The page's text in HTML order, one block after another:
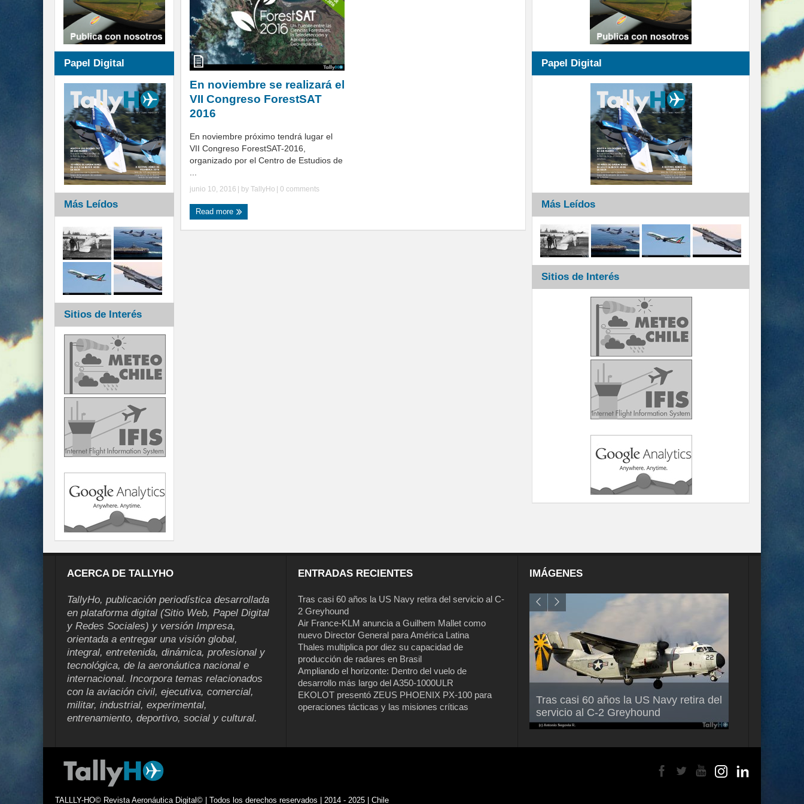
En noviembre se realizará el
VII Congreso ForestSAT
2016
En noviembre próximo tendrá lugar el
VII Congreso ForestSAT-2016,
organizado por el Centro de Estudios de
...
junio 10, 2016 | by TallyHo 0 comments
Read more
Papel Digital
Más Leídos
Sitios de Interés
Papel Digital
Más Leídos
Sitios de Interés
ACERCA DE TALLYHO
TallyHo, publicación periodística desarrollada
en plataforma digital (Sitio Web, Papel Digital
y Redes Sociales) y versión Impresa,
orientada a entregar una visión global,
integral, entretenida, dinámica, profesional y
tecnológica, de la aeronáutica nacional e
internacional. Incorpora temas relacionados
con la aviación civil, ejecutiva, comercial,
militar, industrial, experimental,
entrenamiento, deportivo, social y cultural.
ENTRADAS RECIENTES
Tras casi 60 años la US Navy retira del servicio al C-
2 Greyhound
Air France-KLM anuncia a Guilhem Mallet como
nuevo Director General para América Latina
Thales multiplica por diez su capacidad de
producción de radares en Brasil
Ampliando el horizonte: Dentro del vuelo de
desarrollo más largo del A350-1000ULR
EKOLOT presentó ZEUS PHOENIX PX-100 para
operaciones tácticas y las misiones críticas
IMÁGENES
Tras casi 60 años la US Navy retira del
servicio al C-2 Greyhound
Air France-KLM anuncia a Guilhem
Mallet como nuevo Director General
para América Latina
TALLLY-HO© Revista Aeronáutica Digital© | Todos los derechos reservados | 2014 - 2025 | Chile